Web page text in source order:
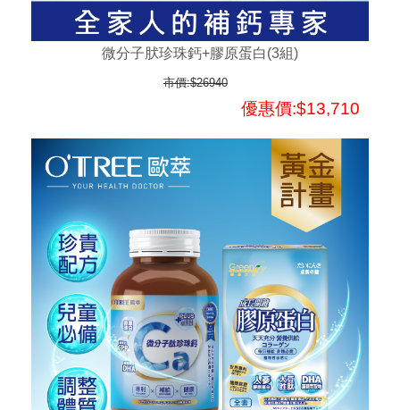
微分子肰珍珠鈣+膠原蛋白(3組)
市價:$26940
優惠價:$13,710